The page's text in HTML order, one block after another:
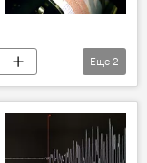
Еще 2